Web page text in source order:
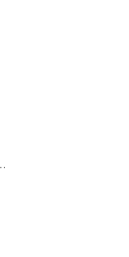
وعاء شمعة